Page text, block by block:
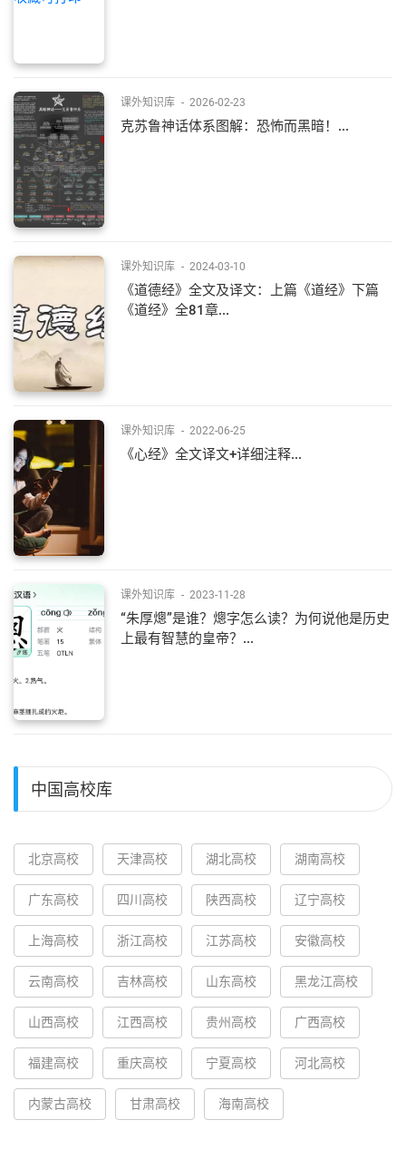
课外知识库 - 2026-02-23
克苏鲁神话体系图解：恐怖而黑暗！...
课外知识库 - 2024-03-10
《道德经》全文及译文：上篇《道经》下篇
《道经》全81章...
课外知识库 - 2022-06-25
《心经》全文译文+详细注释...
课外知识库 - 2023-11-28
“朱厚熜”是谁？熜字怎么读？为何说他是历史
上最有智慧的皇帝？...
中国高校库
北京高校 天津高校 湖北高校 湖南高校
广东高校 四川高校 陕西高校 辽宁高校
上海高校 浙江高校 江苏高校 安徽高校
云南高校 吉林高校 山东高校 黑龙江高校
山西高校 江西高校 贵州高校 广西高校
福建高校 重庆高校 宁夏高校 河北高校
内蒙古高校 甘肃高校 海南高校